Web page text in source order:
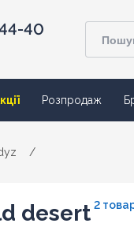
40
Розпродаж
/
desert 2